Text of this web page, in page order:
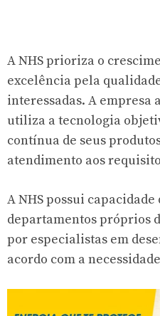
A NHS prioriza o
excelência pela
interessadas. A empresa
utiliza a tecnologia
contínua de seus
atendimento aos
A NHS possui
departamentos próprios
por especialistas em
acordo com a